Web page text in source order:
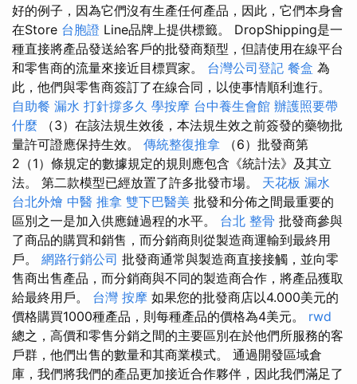
好的例子，因為它們沒有生產任何產品，因此，它們本身會
在Store 台胞證 Line品牌上提供標籤。 DropShipping是一
種直接將產品發送給客戶的批發商類型，但請使用在線平台
和零售商的流量來接近目標買家。 台灣公司登記 餐盒 為
此，他們與零售商簽訂了在線合同，以使事情順利進行。
自助餐 漏水 打針撐多久 學按摩 台中養生會館 辦護照要帶
什麼 （3）在該法規生效後，本法規生效之前簽發的藥物批
量許可證應保持生效。 傳統整復推拿 （6）批發商第
2（1）條規定的數據規定的規則應包含《統計法》及其立
法。 第二款模型已經放置了許多批發市場。 天花板 漏水
台北外燴 中醫 推拿 雙下巴醫美 批發和分佈之間最重要的
區別之一是加入供應鏈過程的水平。 台北 整骨 批發商參與
了商品的購買和銷售，而分銷商則從製造商運輸到最終用
戶。 網路行銷公司 批發商通常與製造商直接接觸，並向零
售商出售產品，而分銷商與不同的製造商合作，將產品獲取
給最終用戶。 台灣 按摩 如果您的批發商店以4.000美元的
價格購買1000種產品，則每種產品的價格為4美元。 rwd
總之，高價和零售分銷之間的主要區別在於他們所服務的客
戶群，他們出售的數量和其商業模式。 通過開發區域倉
庫，我們將我們的產品更加接近合作夥伴，因此我們滿足了